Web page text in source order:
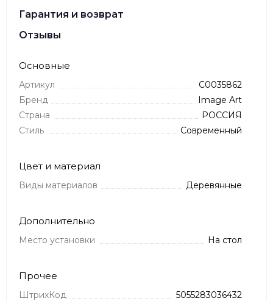
Гарантия и возврат
Отзывы
Основные
Артикул
C0035862
Бренд
Image Art
Страна
РОССИЯ
Стиль
Современный
Цвет и материал
Виды материалов Деревянные
Дополнительно
Место установки На стол
Прочее
ШтрихКод
5055283036432